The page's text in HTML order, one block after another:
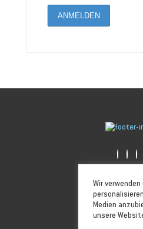
Golfstrasse 6,
04931-
Folge
Wir
Medien
unsere